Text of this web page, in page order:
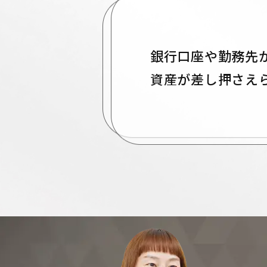
銀行口座や勤務先
資産が差し押さえ